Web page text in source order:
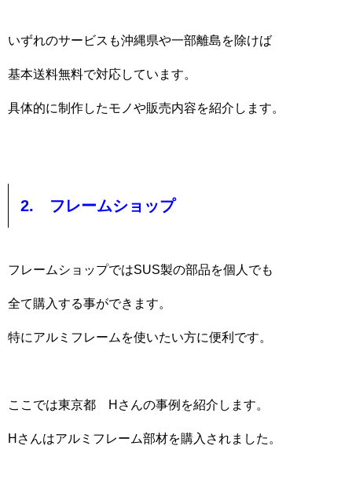
いずれのサービスも沖縄県や一部離島を除けば
基本送料無料で対応しています。
具体的に制作したモノや販売内容を紹介します。
2. フレームショップ
フレームショップではSUS製の部品を個人でも
全て購入する事ができます。
特にアルミフレームを使いたい方に便利です。
ここでは東京都 Hさんの事例を紹介します。
Hさんはアルミフレーム部材を購入されました。